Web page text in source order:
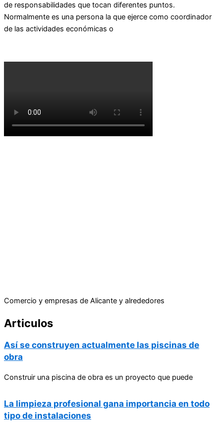
de responsabilidades que tocan diferentes puntos.
Normalmente es una persona la que ejerce como coordinador
de las actividades económicas o
Comercio y empresas de Alicante y alrededores
Articulos
Así se construyen actualmente las piscinas de
obra
Construir una piscina de obra es un proyecto que puede
La limpieza profesional gana importancia en todo
tipo de instalaciones